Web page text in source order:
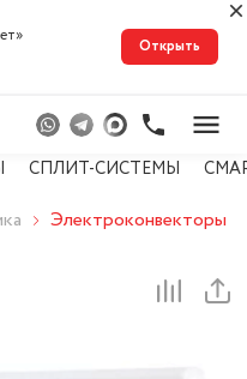
Открыть
СПЛИТ-СИСТЕМЫ
Электроконвекторы